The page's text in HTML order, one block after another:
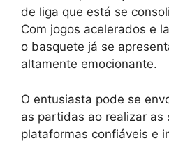
de liga que está se
Com jogos acelerados e
o basquete já se
altamente emocionante.
O entusiasta pode se
as partidas ao realizar as
plataformas confiáveis e